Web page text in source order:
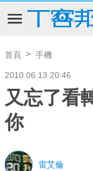
首頁 手機
2010.06.13 20:46
又忘了看
你
雷艾倫